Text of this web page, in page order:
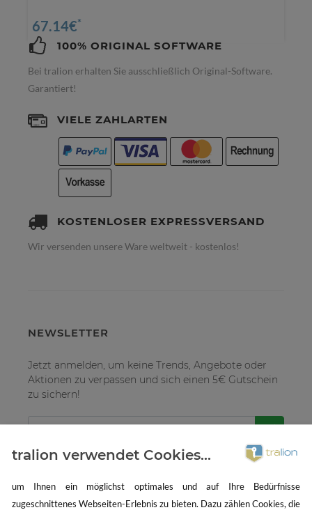
67.14€*
100% ORIGINAL SOFTWARE
Bei tralion erhalten Sie ausschließlich Original-Software.
Garantiert!
VIELE ZAHLARTEN
KOSTENLOSER EXPRESSVERSAND
Wir versenden unsere Ware weltweit - kostenlos!
NEWSLETTER
Jetzt anmelden, um keine Trends, Angebote oder
Aktionen zu verpassen und sich einen 5€ Gutschein
zu sichern!
tralion verwendet Cookies...
um Ihnen ein möglichst optimales und auf Ihre Bedürfnisse
zugeschnittenes Webseiten-Erlebnis zu bieten. Dazu zählen Cookies, die